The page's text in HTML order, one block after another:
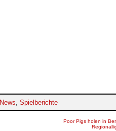
News, Spielberichte
Poor Pigs holen in